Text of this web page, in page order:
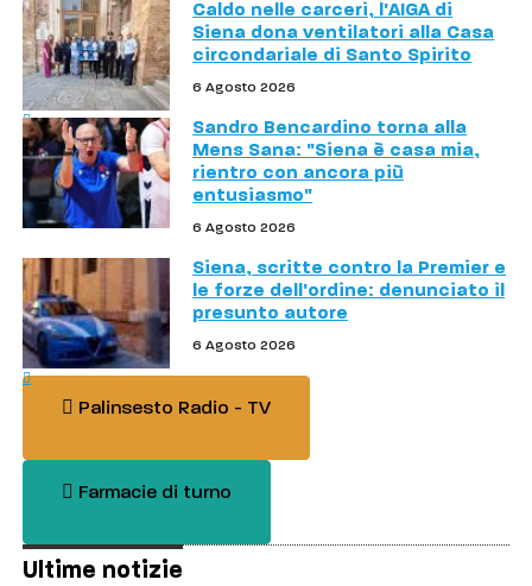
Caldo nelle carceri, l'AIGA di
Siena dona ventilatori alla Casa
circondariale di Santo Spirito
6 Agosto 2026
Sandro Bencardino torna alla
Mens Sana: "Siena è casa mia,
rientro con ancora più
entusiasmo"
6 Agosto 2026
Siena, scritte contro la Premier e
le forze dell'ordine: denunciato il
presunto autore
6 Agosto 2026
Palinsesto Radio - TV
Farmacie di turno
Ultime notizie